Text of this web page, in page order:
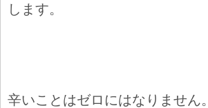
します。
辛いことはゼロにはなりません。